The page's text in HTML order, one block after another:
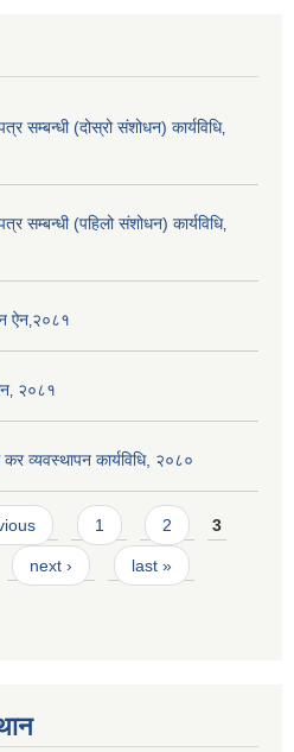
सम्बन्धी (दोस्रो संशोधन) कार्यविधि‚
सम्बन्धी (पहिलो संशोधन) कार्यविधि‚
ऐन‚२०८१
२०८१
व्यवस्थापन कार्यविधि, २०८०
1 2 3
next › last »